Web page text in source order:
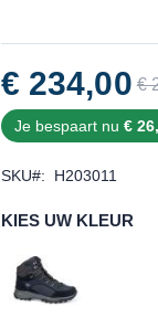
€ 234,00 €
Je bespaart nu €
SKU H203011
KIES UW KLEUR